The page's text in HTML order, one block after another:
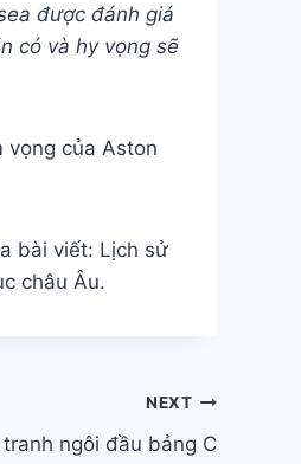
được đánh giá
có và hy vọng sẽ
vọng của Aston
bài viết: Lịch sử
châu Âu.
NEXT
ngôi đầu bảng C